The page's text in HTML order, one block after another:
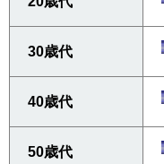
30歳代
40歳代
50歳代